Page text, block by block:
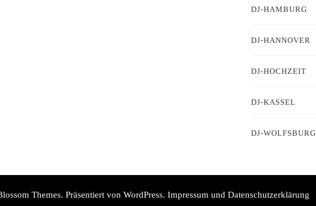
DJ-HAMBURG
DJ-HANNOVER
DJ-HOCHZEIT
DJ-KASSEL
DJ-WOLFSBURG
Themes. Präsentiert von WordPress. Impressum und Datenschutzerklärung